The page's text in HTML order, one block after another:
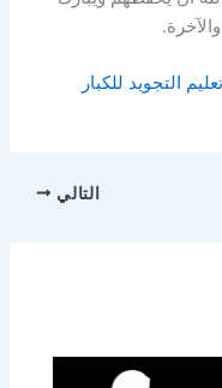
تعليم التجويد للكبار
التالي